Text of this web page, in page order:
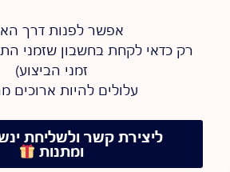
אפשר לפנות דרך
רק כדאי לקחת בחשבון שזמני
זמני הביצוע)
עלולים להיות ארוכים
ליצירת קשר ולשליחת
ומתנות